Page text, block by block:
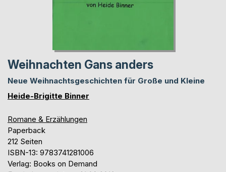
Weihnachten Gans anders
Neue Weihnachtsgeschichten für Große und Kleine
Heide-Brigitte Binner
Romane & Erzählungen
Paperback
212 Seiten
ISBN-13: 9783741281006
Verlag: Books on Demand